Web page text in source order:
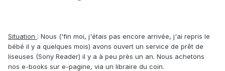
Situation : Nous ('fin moi, j'étais pas encore arrivée, j'ai repris le
bébé il y a quelques mois) avons ouvert un service de prêt de
liseuses (Sony Reader) il y a à peu près un an. Nous achetons
nos e-books sur e-pagine, via un libraire du coin.